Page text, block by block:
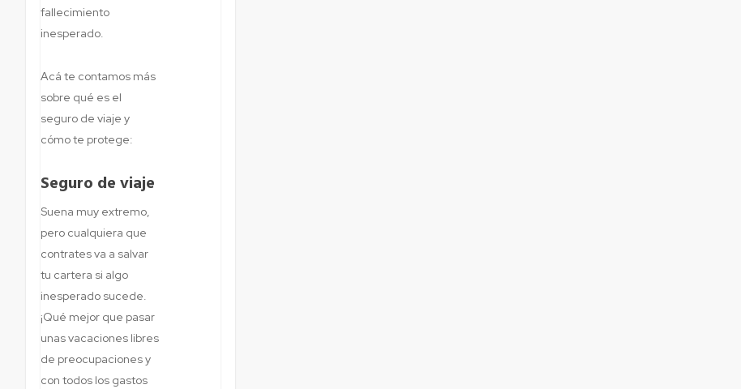
fallecimiento
inesperado.
Acá te contamos más
sobre qué es el
seguro de viaje y
cómo te protege:
Seguro de viaje
Suena muy extremo,
pero cualquiera que
contrates va a salvar
tu cartera si algo
inesperado sucede.
¡Qué mejor que pasar
unas vacaciones libres
de preocupaciones y
con todos los gastos